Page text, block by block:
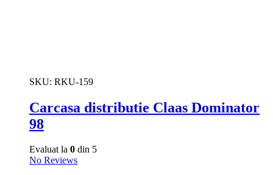
SKU: RKU-159
Carcasa distributie Claas Dominator
98
Evaluat la 0 din 5
No Reviews